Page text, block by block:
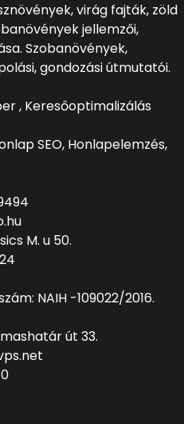
virág fajták, zöld
jellemzői,
Szobanövények,
gondozási útmutatói.
, Keresőoptimalizálás
SEO, Honlapelemzés,
M. u 50.
NAIH -109022/2016.
út 33.